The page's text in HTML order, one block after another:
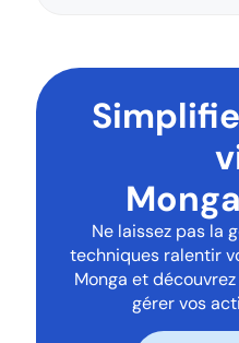
Ne laissez pas la
techniques ralentir
Monga et
gérer vos